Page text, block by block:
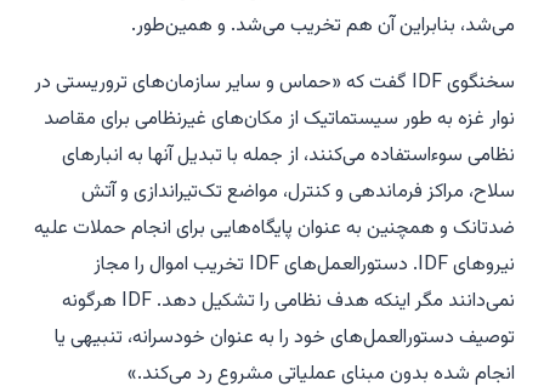
می‌شد، بنابراین آن هم تخریب می‌شد. و همین‌طور.
سخنگوی IDF گفت که «حماس و سایر سازمان‌های تروریستی در
نوار غزه به طور سیستماتیک از مکان‌های غیرنظامی برای مقاصد
نظامی سوءاستفاده می‌کنند، از جمله با تبدیل آنها به انبارهای
سلاح، مراکز فرماندهی و کنترل، مواضع تک‌تیراندازی و آتش
ضدتانک و همچنین به عنوان پایگاه‌هایی برای انجام حملات علیه
نیروهای IDF. دستورالعمل‌های IDF تخریب اموال را مجاز
نمی‌دانند مگر اینکه هدف نظامی را تشکیل دهد. IDF هرگونه
توصیف دستورالعمل‌های خود را به عنوان خودسرانه، تنبیهی یا
انجام شده بدون مبنای عملیاتی مشروع رد می‌کند.»